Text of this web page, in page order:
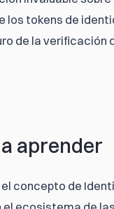
los tokens de
de la verificación
aprender
el concepto de